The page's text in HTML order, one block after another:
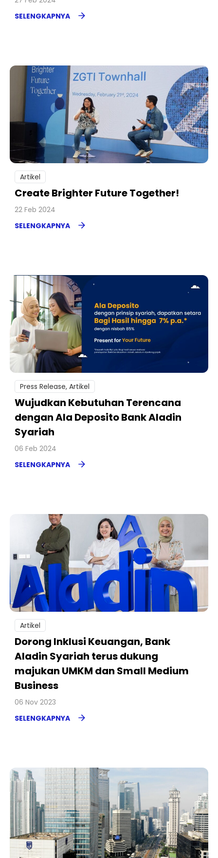
SELENGKAPNYA
Artikel
Create Brighter Future Together!
22 Feb 2024
SELENGKAPNYA
Press Release, Artikel
Wujudkan Kebutuhan Terencana
dengan Ala Deposito Bank Aladin
Syariah
06 Feb 2024
SELENGKAPNYA
Artikel
Dorong Inklusi Keuangan, Bank
Aladin Syariah terus dukung
majukan UMKM dan Small Medium
Business
06 Nov 2023
SELENGKAPNYA